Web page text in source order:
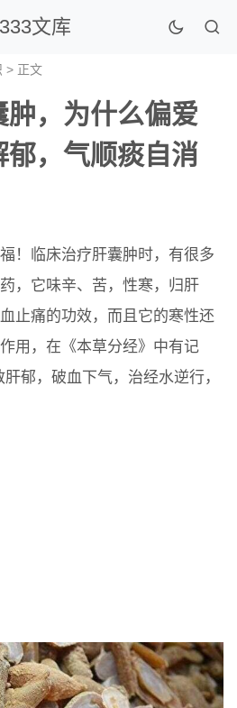
333文库
> 正文
肿，为什么偏爱
郁，气顺痰自消
！临床治疗肝囊肿时，有很多
，它味辛、苦，性寒，归肝
止痛的功效，而且它的寒性还
用，在《本草分经》中有记
郁，破血下气，治经水逆行，